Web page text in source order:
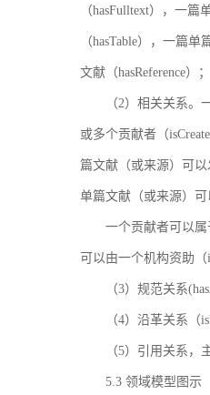
（hasFulltext），一
（hasTable），一篇
文献（hasReference）；
（2）相关关系
或多个贡献者（
篇文献（或来源）可
单篇文献（或来源）可
一个贡献者可以
可以由一个机构资助（
（3）规范关系
（4）沿革关系
（5）引用关系，
5.3 领域模型图示